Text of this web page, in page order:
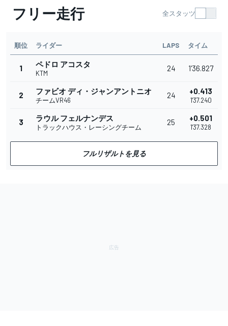
フリー走行 全スタッツ
順位 ライダー LAPS タイム
1 ペドロ アコスタ
KTM
24 1'36.827
2 ファビオ ディ・ジャンアントニオ
チームVR46
24 +0.413
1'37.240
3 ラウル フェルナンデス
トラックハウス・レーシングチーム
25 +0.501
1'37.328
フルリザルトを見る